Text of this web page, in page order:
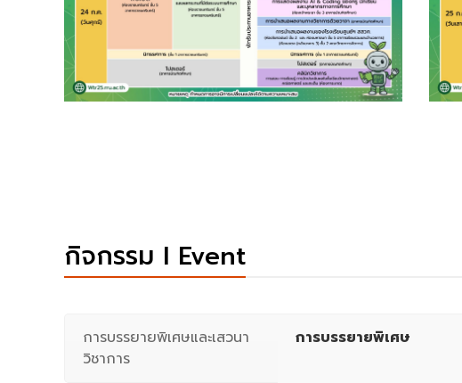
กิจกรรม I Event
การบรรยายพิเศษและเสวนา
วิชาการ
การบรรยายพิเศษ